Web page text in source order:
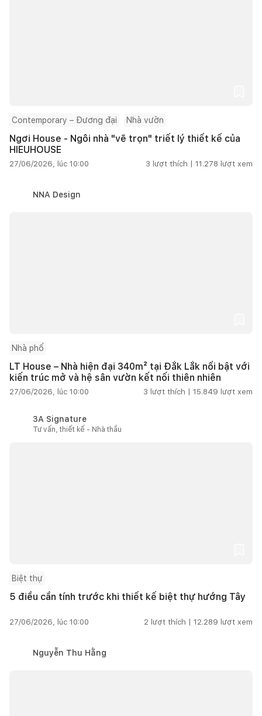
Contemporary – Đương đại Nhà vườn
Ngơi House - Ngôi nhà "vẽ trọn" triết lý thiết kế của
HIEUHOUSE
27/06/2026, lúc 10:00 3 lượt thích | 11.278 lượt xem
NNA Design
Nhà phố
LT House – Nhà hiện đại 340m² tại Đắk Lắk nổi bật với
kiến trúc mở và hệ sân vườn kết nối thiên nhiên
27/06/2026, lúc 10:00 3 lượt thích | 15.849 lượt xem
3A Signature
Tư vấn, thiết kế - Nhà thầu
Biệt thự
5 điều cần tính trước khi thiết kế biệt thự hướng Tây
27/06/2026, lúc 10:00 2 lượt thích | 12.289 lượt xem
Nguyễn Thu Hằng